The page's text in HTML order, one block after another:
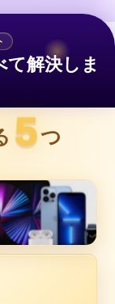
て解決しま
5つ